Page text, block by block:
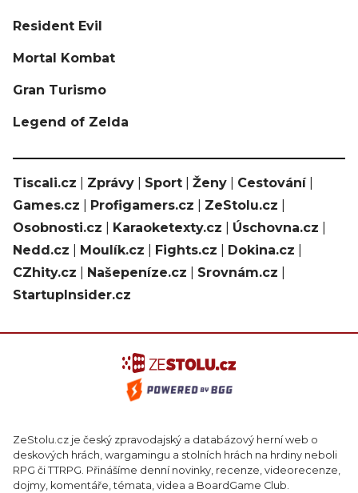
Resident Evil
Mortal Kombat
Gran Turismo
Legend of Zelda
Tiscali.cz Zprávy Sport Ženy Cestování|
Games.cz
Profigamers.cz ZeStolu.cz
Osobnosti.cz
Karaoketexty.cz Úschovna.cz
Nedd.cz
Moulík.cz Fights.cz Dokina.cz
CZhity.cz
Našepeníze.cz Srovnám.cz
StartupInsider.cz
ZeStolu.cz je český zpravodajský a databázový herní web o
deskových hrách, wargamingu a stolních hrách na hrdiny neboli
RPG či TTRPG. Přinášíme denní novinky, recenze, videorecenze,
dojmy, komentáře, témata, videa a BoardGame Club.